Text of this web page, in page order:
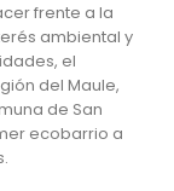
frente a la
ambiental y
el
del Maule,
de San
ecobarrio a